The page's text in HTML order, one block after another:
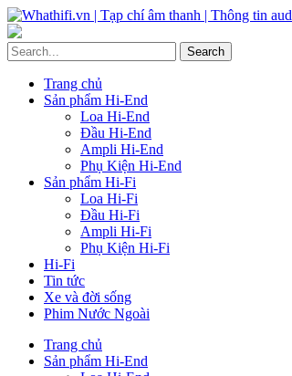
Trang chủ
Sản phẩm Hi-End
Loa Hi-End
Đầu Hi-End
Ampli Hi-End
Phụ Kiện Hi-End
Sản phẩm Hi-Fi
Loa Hi-Fi
Đầu Hi-Fi
Ampli Hi-Fi
Phụ Kiện Hi-Fi
Hi-Fi
Tin tức
Xe và đời sống
Phim Nước Ngoài
Trang chủ
Sản phẩm Hi-End